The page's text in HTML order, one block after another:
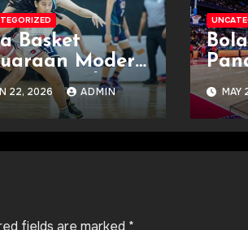
Basket
Modern
Hasil Dan
22, 2026 ADMIN MAY
fields are marked *